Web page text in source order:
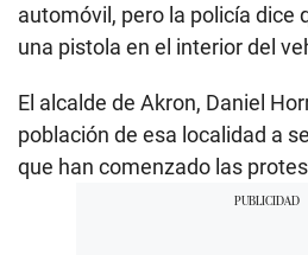
automóvil, pero la policía dice
una pistola en el interior del
El alcalde de Akron, Daniel
población de esa localidad a
que han comenzado las